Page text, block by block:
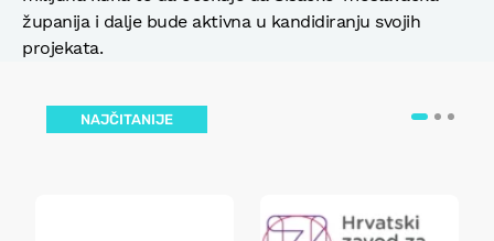
županija i dalje bude aktivna u kandidiranju svojih
projekata.
NAJČITANIJE